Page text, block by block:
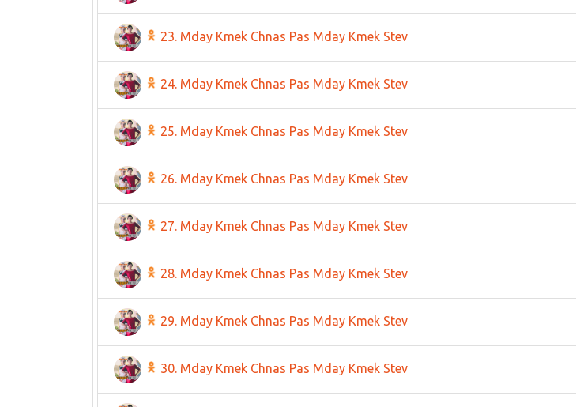
23. Mday Kmek Chnas Pas Mday Kmek Stev
24. Mday Kmek Chnas Pas Mday Kmek Stev
25. Mday Kmek Chnas Pas Mday Kmek Stev
26. Mday Kmek Chnas Pas Mday Kmek Stev
27. Mday Kmek Chnas Pas Mday Kmek Stev
28. Mday Kmek Chnas Pas Mday Kmek Stev
29. Mday Kmek Chnas Pas Mday Kmek Stev
30. Mday Kmek Chnas Pas Mday Kmek Stev